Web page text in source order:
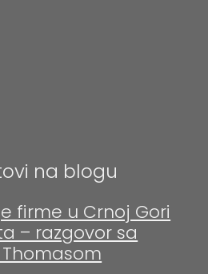
na blogu
firme u Crnoj Gori
– razgovor sa